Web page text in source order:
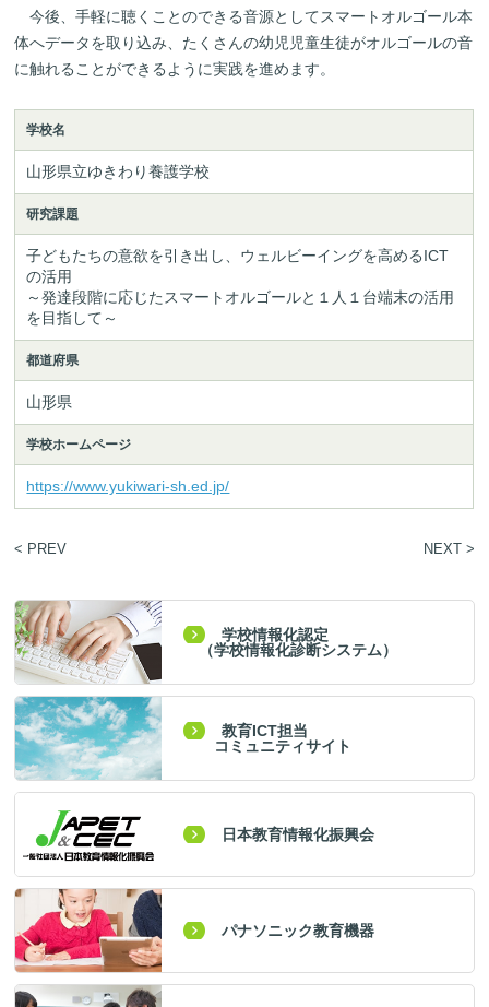
今後、手軽に聴くことのできる音源としてスマートオルゴール本
体へデータを取り込み、たくさんの幼児児童生徒がオルゴールの音
に触れることができるように実践を進めます。
学校名
山形県立ゆきわり養護学校
研究課題
子どもたちの意欲を引き出し、ウェルビーイングを高めるICT
の活用
～発達段階に応じたスマートオルゴールと１人１台端末の活用
を目指して～
都道府県
山形県
学校ホームページ
https://www.yukiwari-sh.ed.jp/
< PREV NEXT >
学校情報化認定
（学校情報化診断システム）
教育ICT担当
コミュニティサイト
日本教育情報化振興会
パナソニック教育機器